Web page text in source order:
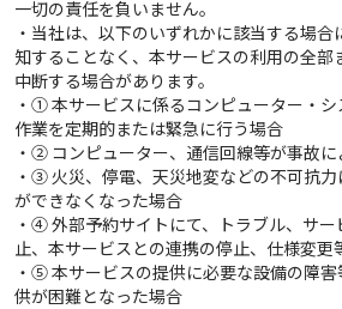
一切の責任を負いません。
・当社は、以下のいずれかに該当する場
知することなく、本サービスの利用の全
中断する場合があります。
・① 本サービスに係るコンピューター・
作業を定期的または緊急に行う場合
・② コンピューター、通信回線等が事故
・③ 火災、停電、天災地変などの不可抗
ができなくなった場合
・④ 外部予約サイトにて、トラブル、サ
止、本サービスとの連携の停止、仕様変更
・⑤ 本サービスの提供に必要な設備の障
供が困難となった場合